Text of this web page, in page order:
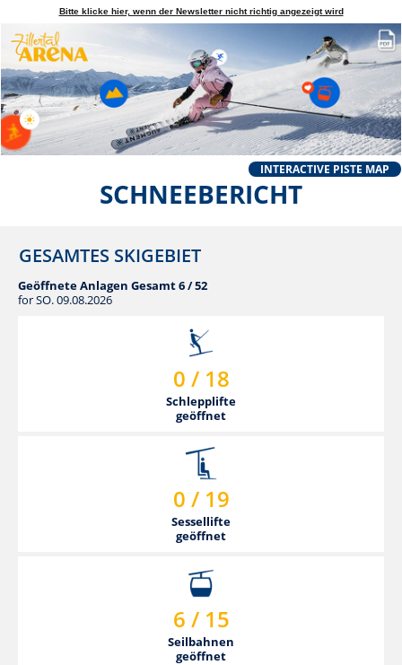
Bitte klicke hier, wenn der Newsletter nicht richtig angezeigt wird
INTERACTIVE PISTE MAP
SCHNEEBERICHT
GESAMTES SKIGEBIET
Geöffnete Anlagen Gesamt 6 / 52
forSO. 09.08.2026
0 / 18
Schlepplifte
geöffnet
0 / 19
Sessellifte
geöffnet
6 / 15
Seilbahnen
geöffnet